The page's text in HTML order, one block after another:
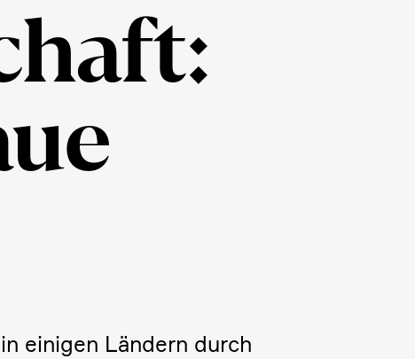
einigen Ländern durch